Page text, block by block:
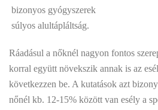
 bizonyos gyógyszerek
 súlyos alultápláltság.
Ráadásul a nőknél nagyon fontos
korral együtt növekszik annak is az
következzen be. A kutatások azt
nőnél kb. 12-15% között van esély a